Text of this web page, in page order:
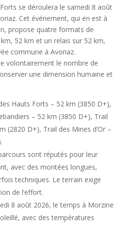
se déroulera le samedi 8 août
Cet événement, qui en est à
propose quatre formats de
52 km et un relais sur 52 km,
commune à Avoriaz.
volontairement le nombre de
une dimension humaine et
Hauts Forts – 52 km (3850 D+),
– 52 km (3850 D+), Trail
(2820 D+), Trail des Mines d’Or –
sont réputés pour leur
avec des montées longues,
techniques. Le terrain exige
de l’effort.
8 août 2026, le temps à Morzine
avec des températures